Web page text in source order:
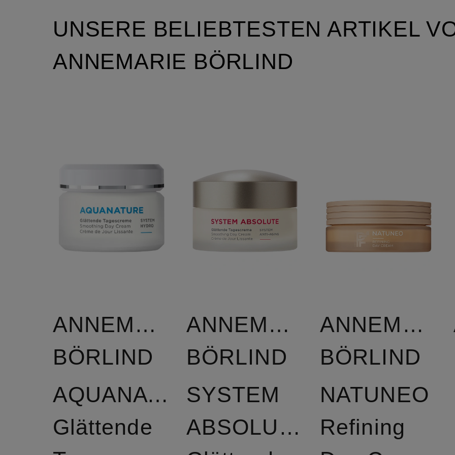
UNSERE BELIEBTESTEN ARTIKEL
ANNEMARIE BÖRLIND
ANNEMARIE
BÖRLIND
AQUANATURE
Glättende
ANNEMARIE
BÖRLIND
SYSTEM
ABSOLUTE
ANNEMARIE
BÖRLIND
NATUNEO
Refining